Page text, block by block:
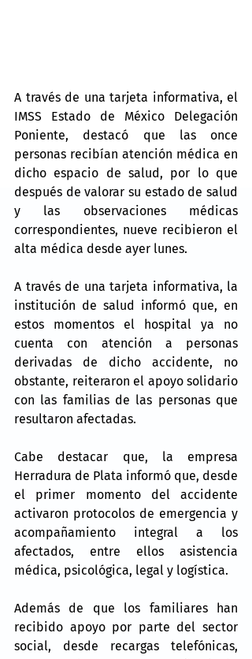
A través de una tarjeta informativa, el
IMSS Estado de México Delegación
Poniente, destacó que las once
personas recibían atención médica en
dicho espacio de salud, por lo que
después de valorar su estado de salud
y las observaciones médicas
correspondientes, nueve recibieron el
alta médica desde ayer lunes.
A través de una tarjeta informativa, la
institución de salud informó que, en
estos momentos el hospital ya no
cuenta con atención a personas
derivadas de dicho accidente, no
obstante, reiteraron el apoyo solidario
con las familias de las personas que
resultaron afectadas.
Cabe destacar que, la empresa
Herradura de Plata informó que, desde
el primer momento del accidente
activaron protocolos de emergencia y
acompañamiento integral a los
afectados, entre ellos asistencia
médica, psicológica, legal y logística.
Además de que los familiares han
recibido apoyo por parte del sector
social, desde recargas telefónicas,